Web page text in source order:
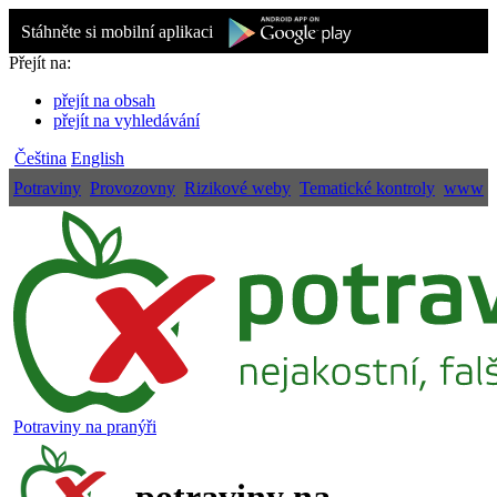
Stáhněte si mobilní aplikaci
Přejít na:
přejít na obsah
přejít na vyhledávání
Čeština English
Potraviny Provozovny Rizikové weby Tematické kontroly www
Potraviny na pranýři